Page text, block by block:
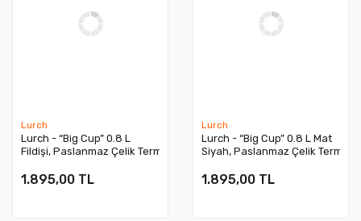
Lurch
Lurch - “Big Cup” 0.8 L
Fildişi, Paslanmaz Çelik Termos -
- 270976
1.895,00 TL
Lurch
Lurch - “Big Cup” 0.8 L Mat
Siyah, Paslanmaz Çelik Termos -
- 270977
1.895,00 TL